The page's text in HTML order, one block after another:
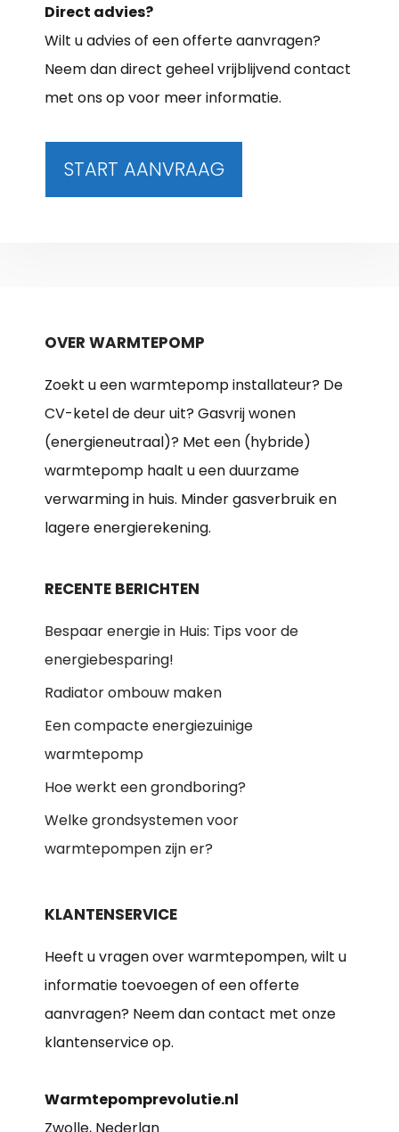
Direct advies?
Wilt u advies of een offerte aanvragen?
Neem dan direct geheel vrijblijvend contact
met ons op voor meer informatie.
START AANVRAAG
OVER WARMTEPOMP
Zoekt u een warmtepomp installateur? De
CV-ketel de deur uit? Gasvrij wonen
(energieneutraal)? Met een (hybride)
warmtepomp haalt u een duurzame
verwarming in huis. Minder gasverbruik en
lagere energierekening.
RECENTE BERICHTEN
Bespaar energie in Huis: Tips voor de
energiebesparing!
Radiator ombouw maken
Een compacte energiezuinige
warmtepomp
Hoe werkt een grondboring?
Welke grondsystemen voor
warmtepompen zijn er?
KLANTENSERVICE
Heeft u vragen over warmtepompen, wilt u
informatie toevoegen of een offerte
aanvragen? Neem dan contact met onze
klantenservice op.
Warmtepomprevolutie.nl
Zwolle, Nederlan